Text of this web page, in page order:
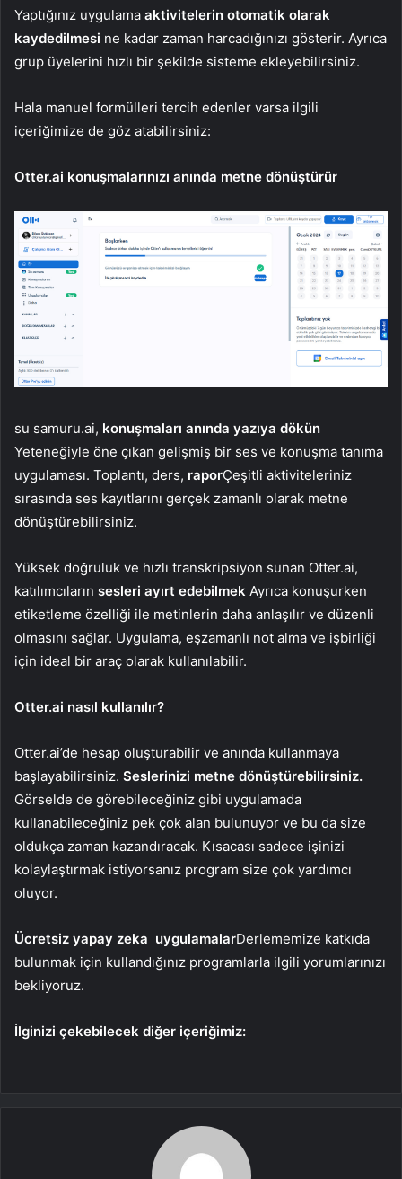
Yaptığınız uygulama aktivitelerin otomatik olarak
kaydedilmesi ne kadar zaman harcadığınızı gösterir. Ayrıca
grup üyelerini hızlı bir şekilde sisteme ekleyebilirsiniz.
Hala manuel formülleri tercih edenler varsa ilgili
içeriğimize de göz atabilirsiniz:
Otter.ai konuşmalarınızı anında metne dönüştürür
su samuru.ai, konuşmaları anında yazıya dökün
Yeteneğiyle öne çıkan gelişmiş bir ses ve konuşma tanıma
uygulaması. Toplantı, ders, raporÇeşitli aktiviteleriniz
sırasında ses kayıtlarını gerçek zamanlı olarak metne
dönüştürebilirsiniz.
Yüksek doğruluk ve hızlı transkripsiyon sunan Otter.ai,
katılımcıların sesleri ayırt edebilmek Ayrıca konuşurken
etiketleme özelliği ile metinlerin daha anlaşılır ve düzenli
olmasını sağlar. Uygulama, eşzamanlı not alma ve işbirliği
için ideal bir araç olarak kullanılabilir.
Otter.ai nasıl kullanılır?
Otter.ai’de hesap oluşturabilir ve anında kullanmaya
başlayabilirsiniz. Seslerinizi metne dönüştürebilirsiniz.
Görselde de görebileceğiniz gibi uygulamada
kullanabileceğiniz pek çok alan bulunuyor ve bu da size
oldukça zaman kazandıracak. Kısacası sadece işinizi
kolaylaştırmak istiyorsanız program size çok yardımcı
oluyor.
Ücretsiz yapay zeka uygulamalarDerlememize katkıda
bulunmak için kullandığınız programlarla ilgili yorumlarınızı
bekliyoruz.
İlginizi çekebilecek diğer içeriğimiz: